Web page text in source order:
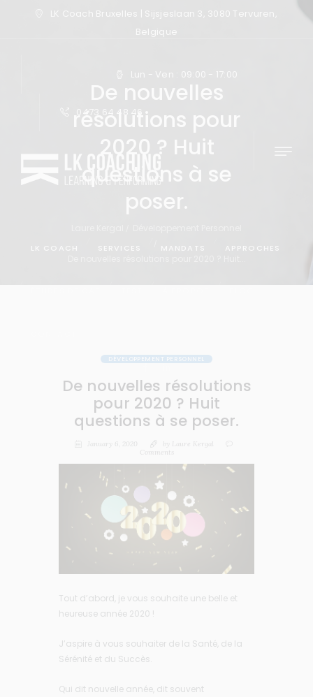
LK Coach Bruxelles | Sijsjeslaan 3, 3080 Tervuren,
Belgique
Lun - Ven : 09:00 - 17:00
0473 64 48 46
LK COACH SERVICES MANDATS APPROCHES
De nouvelles
résolutions pour
2020 ? Huit
questions à se
poser.
DÉVELOPPEMENT PERSONNEL
De nouvelles résolutions
pour 2020 ? Huit
questions à se poser.
January 6, 2020 by
Laure Kergal
Comments
Tout d’abord, je vous souhaite une belle et
heureuse année 2020 !
J’aspire à vous souhaiter de la Santé, de la
Sérénité et du Succès.
Qui dit nouvelle année, dit souvent